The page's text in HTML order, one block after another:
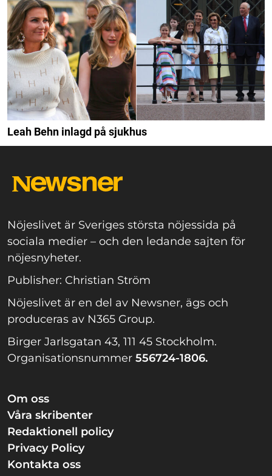
Leah Behn inlagd på sjukhus
Nöjeslivet är Sveriges största nöjessida på
sociala medier – och den ledande sajten för
nöjesnyheter.
Publisher: Christian Ström
Nöjeslivet är en del av Newsner, ägs och
produceras av N365 Group.
Birger Jarlsgatan 43, 111 45 Stockholm.
Organisationsnummer 556724-1806.
Om oss
Våra skribenter
Redaktionell policy
Privacy Policy
Kontakta oss